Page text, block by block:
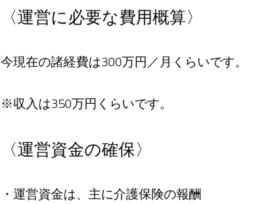
〈運営に必要な費用概算〉
今現在の諸経費は300万円／月くらいです。
※収入は350万円くらいです。
〈運営資金の確保〉
・運営資金は、主に介護保険の報酬